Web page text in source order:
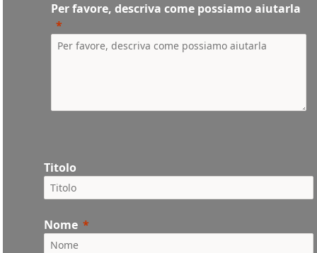
Per favore, descriva come possiamo aiutarla
Titolo
Nome